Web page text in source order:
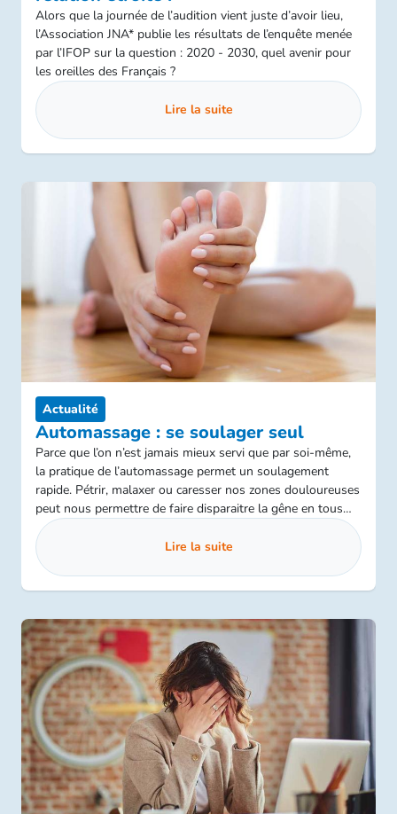
Alors que la journée de l’audition vient juste d’avoir lieu,
l’Association JNA* publie les résultats de l’enquête menée
par l’IFOP sur la question : 2020 - 2030, quel avenir pour
les oreilles des Français ?
Lire la suite
Actualité
Automassage : se soulager seul
Parce que l’on n’est jamais mieux servi que par soi-même,
la pratique de l’automassage permet un soulagement
rapide. Pétrir, malaxer ou caresser nos zones douloureuses
peut nous permettre de faire disparaitre la gêne en tous
lieux et à tous moments !
Lire la suite